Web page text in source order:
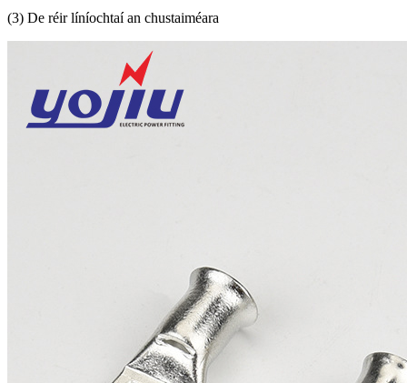
(3) De réir líníochtaí an chustaiméara